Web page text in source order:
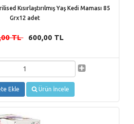
Kısırlaştırılmış Yaş Kedi Maması 85
Grx12 adet
TL 600,00 TL
Ekle Ürün İncele